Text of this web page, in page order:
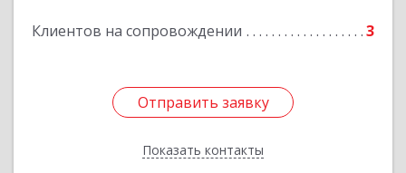
Клиентов на сопровождении 3
Отправить заявку
Показать контакты
Отправить заявку
Назад